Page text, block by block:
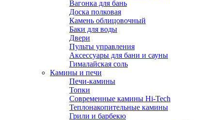
Вагонка для бань
Доска полковая
Камень облицовочный
Баки для воды
Двери
Пульты управления
Аксессуары для бани и сауны
Гималайская соль
Камины и печи
Печи-камины
Топки
Современные камины Hi-Tech
Теплонакопительные камины
Грили и барбекю